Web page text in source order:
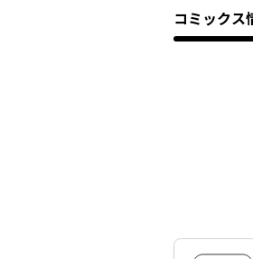
コミックス